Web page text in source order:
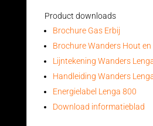
Product downloads
Brochure Gas Erbij
Brochure Wanders Hout en
Lijntekening Wanders
Handleiding Wanders
Energielabel Lenga 800
Download informatieblad